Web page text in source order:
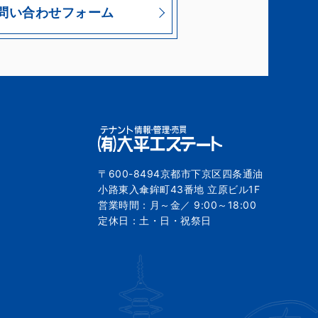
い合わせフォーム
〒600-8494京都市下京区四条通油
小路東入傘鉾町43番地 立原ビル1F
営業時間：月～金／ 9:00～18:00
定休日：土・日・祝祭日